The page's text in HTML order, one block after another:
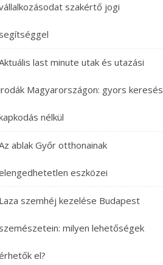
szakértő jogi
segítséggel
last minute utak és utazási
Magyarországon: gyors keresés
nélkül
ablak Győr otthonainak
eszközei
Laza szemhéj kezelése Budapest
szemészetein: milyen lehetőségek
el?